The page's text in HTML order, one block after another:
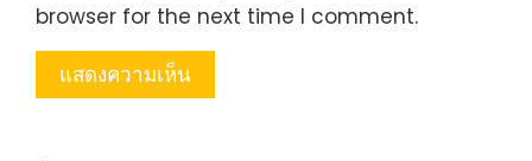
browser for the next time I comment.